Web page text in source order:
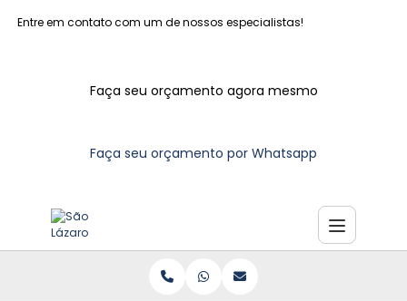
Entre em contato com um de nossos especialistas!
Faça seu orçamento agora mesmo
Faça seu orçamento por Whatsapp